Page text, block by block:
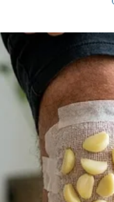
normalmente:
bem o excesso
solução final: em
: passar essa
: finalizar com
dessa forma, a
pelo amaciante